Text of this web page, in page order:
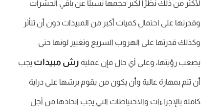
لأكثر من ذلك نظرًا لكبر حجمها نسبيًا عن باقي الحشرات
وقدرتها على احتمال كميات أكبر من المبيدات دون أن تتأثر
وكذلك قدرتها على الهروب السريع وتغيير لونها حتى
يصعب رؤيتها، وعلى أي حال فإن عملية رش مبيدات يجب
أن تتم بمهارة عالية وأن يكون من يقوم برشها على دراية
كاملة بالإجراءات والاحتياطات التي يجب اتخاذها من أجل